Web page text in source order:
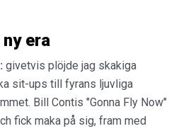
era
givetvis plöjde jag skakiga
sit-ups till fyrans ljuvliga
Bill Contis "Gonna Fly Now"
fick maka på sig, fram med